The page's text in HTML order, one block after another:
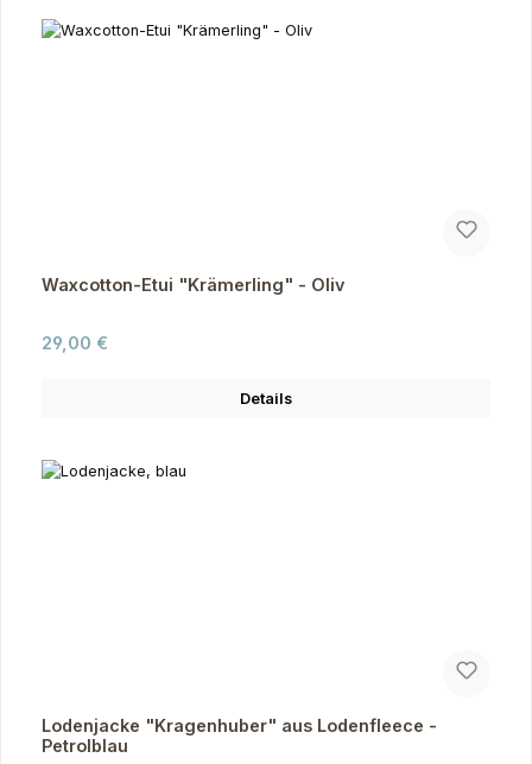
Waxcotton-Etui "Krämerling" - Oliv
Regulärer Preis:
29,00 €
Details
Lodenjacke "Kragenhuber" aus Lodenfleece -
Petrolblau